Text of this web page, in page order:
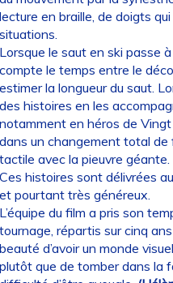
en braille, de doigts
le saut en ski passe
le temps entre le
la longueur du saut.
histoires en les
en héros de Vingt
un changement total
avec la pieuvre géante.
histoires sont délivrées
pourtant très généreux.
du film a pris son
répartis sur cinq
d’avoir un monde
que de tomber dans la